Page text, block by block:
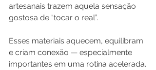
artesanais trazem aquela sensação
gostosa de “tocar o real”.
Esses materiais aquecem, equilibram
e criam conexão — especialmente
importantes em uma rotina acelerada.